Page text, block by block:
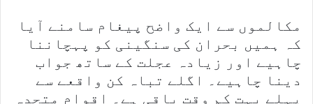
مکالموں سے ایک واضح پیغام سامنے آیا
کہ ہمیں بحران کی سنگینی کو پہچاننا
چاہیے اور زیادہ عجلت کے ساتھ جواب
دینا چاہیے۔ اگلے تباہ کن واقعے سے
پہلے بہت کم وقت باقی ہے۔ اقوام متحدہ